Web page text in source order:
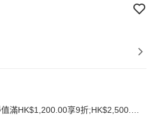
值滿HK$1,200.00享9折;HK$2,500.00